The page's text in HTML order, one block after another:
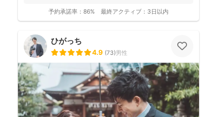
予約承諾率： 86% 最終アクティブ： 3日以内
ひがっち
4.9 (73)男性